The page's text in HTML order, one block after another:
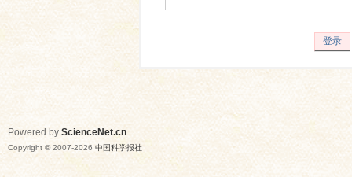
登录
Powered by ScienceNet.cn
Copyright © 2007-2026 中国科学报社